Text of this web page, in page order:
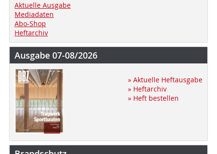
Aktuelle Ausgabe
Mediadaten
Abo-Shop
Heftarchiv
Ausgabe 07-08/2026
» Aktuelle Heftausgabe
» Heftarchiv
» Heft bestellen